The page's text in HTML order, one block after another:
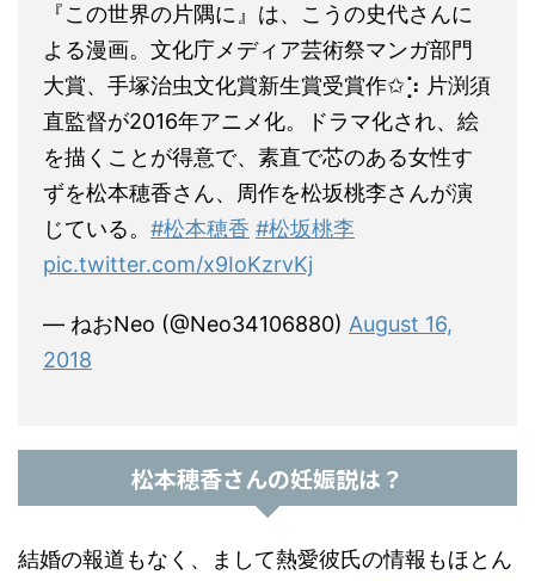
『この世界の片隅に』は、こうの史代さんに
よる漫画。文化庁メディア芸術祭マンガ部門
大賞、手塚治虫文化賞新生賞受賞作✩︎⡱ 片渕須
直監督が2016年アニメ化。ドラマ化され、絵
を描くことが得意で、素直で芯のある女性す
ずを松本穂香さん、周作を松坂桃李さんが演
じている。 #松本穂香 #松坂桃李
pic.twitter.com/x9IoKzrvKj
— ねおNeo (@Neo34106880) August 16,
2018
松本穂香さんの妊娠説は？
結婚の報道もなく、まして熱愛彼氏の情報もほとん